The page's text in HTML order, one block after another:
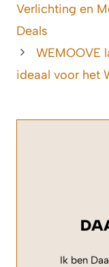
Verlichting en
Deals
WEMOOVE
ideaal voor het
Ik ben